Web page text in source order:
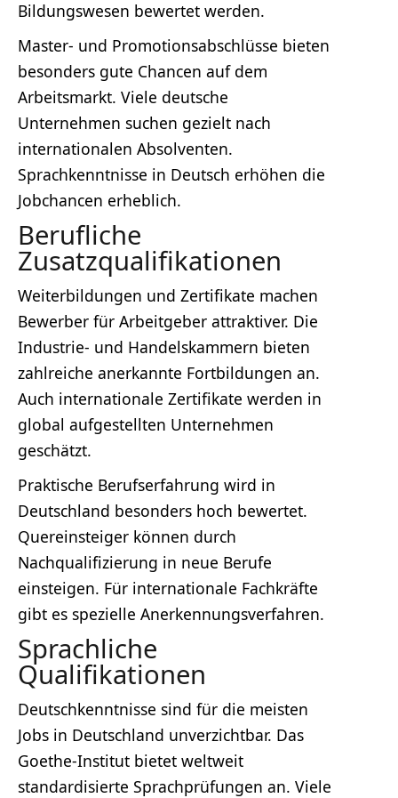
Bildungswesen bewertet werden.
Master- und Promotionsabschlüsse bieten
besonders gute Chancen auf dem
Arbeitsmarkt. Viele deutsche
Unternehmen suchen gezielt nach
internationalen Absolventen.
Sprachkenntnisse in Deutsch erhöhen die
Jobchancen erheblich.
Berufliche
Zusatzqualifikationen
Weiterbildungen und Zertifikate machen
Bewerber für Arbeitgeber attraktiver. Die
Industrie- und Handelskammern bieten
zahlreiche anerkannte Fortbildungen an.
Auch internationale Zertifikate werden in
global aufgestellten Unternehmen
geschätzt.
Praktische Berufserfahrung wird in
Deutschland besonders hoch bewertet.
Quereinsteiger können durch
Nachqualifizierung in neue Berufe
einsteigen. Für internationale Fachkräfte
gibt es spezielle Anerkennungsverfahren.
Sprachliche
Qualifikationen
Deutschkenntnisse sind für die meisten
Jobs in Deutschland unverzichtbar. Das
Goethe-Institut bietet weltweit
standardisierte Sprachprüfungen an. Viele